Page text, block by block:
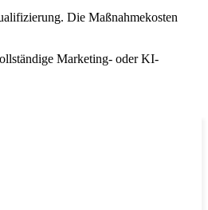
Die Maßnahmekosten
Marketing- oder KI-